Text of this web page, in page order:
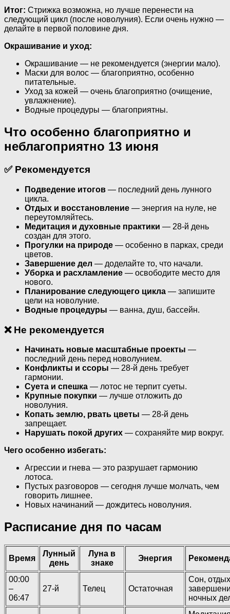
Итог: Стрижка возможна, но лучше перенести на
следующий цикл (после новолуния). Если очень нужно —
делайте в первой половине дня.
Окрашивание и уход:
Окрашивание — не рекомендуется (энергии мало).
Маски для волос — благоприятно, особенно
питательные.
Уход за кожей — очень благоприятно (очищение,
увлажнение).
Водные процедуры — благоприятны.
Что особенно благоприятно и
неблагоприятно 13 июня
✅ Рекомендуется
Подведение итогов — последний день лунного
цикла.
Отдых и восстановление — энергия на нуле, не
переутомляйтесь.
Медитация и духовные практики — 28-й день
создан для этого.
Прогулки на природе — особенно в парках, среди
цветов.
Завершение дел — доделайте то, что начали.
Уборка и расхламление — освободите место для
нового.
Планирование следующего цикла — запишите
цели на новолуние.
Водные процедуры — ванна, душ, бассейн.
❌ Не рекомендуется
Начинать новые масштабные проекты —
последний день перед новолунием.
Конфликты и ссоры — 28-й день требует
гармонии.
Суета и спешка — лотос не терпит суеты.
Крупные покупки — лучше отложить до
новолуния.
Копать землю, рвать цветы — 28-й день
запрещает.
Нарушать покой других — сохраняйте мир вокруг.
Чего особенно избегать:
Агрессии и гнева — это разрушает гармонию
лотоса.
Пустых разговоров — сегодня лучше молчать, чем
говорить лишнее.
Новых начинаний — дождитесь новолуния.
Расписание дня по часам
Время
Лунный
день
Луна в
знаке
Энергия
00:00
–
06:47
27-й Телец Остаточная
Сон,
ночных